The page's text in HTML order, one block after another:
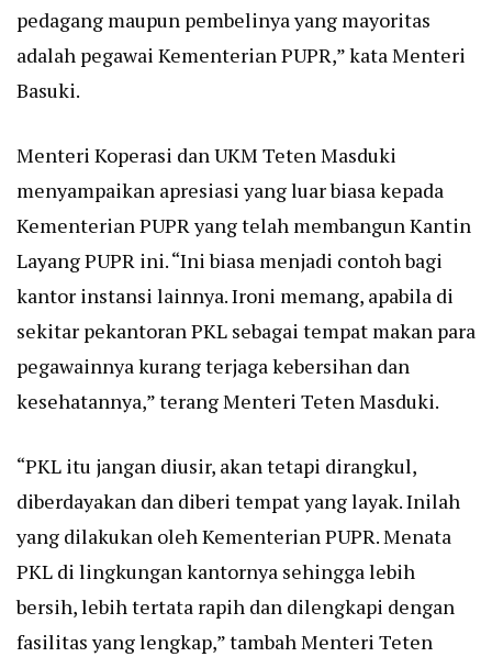
pedagang maupun pembelinya yang mayoritas
adalah pegawai Kementerian PUPR,” kata Menteri
Basuki.
Menteri Koperasi dan UKM Teten Masduki
menyampaikan apresiasi yang luar biasa kepada
Kementerian PUPR yang telah membangun Kantin
Layang PUPR ini. “Ini biasa menjadi contoh bagi
kantor instansi lainnya. Ironi memang, apabila di
sekitar pekantoran PKL sebagai tempat makan para
pegawainnya kurang terjaga kebersihan dan
kesehatannya,” terang Menteri Teten Masduki.
“PKL itu jangan diusir, akan tetapi dirangkul,
diberdayakan dan diberi tempat yang layak. Inilah
yang dilakukan oleh Kementerian PUPR. Menata
PKL di lingkungan kantornya sehingga lebih
bersih, lebih tertata rapih dan dilengkapi dengan
fasilitas yang lengkap,” tambah Menteri Teten